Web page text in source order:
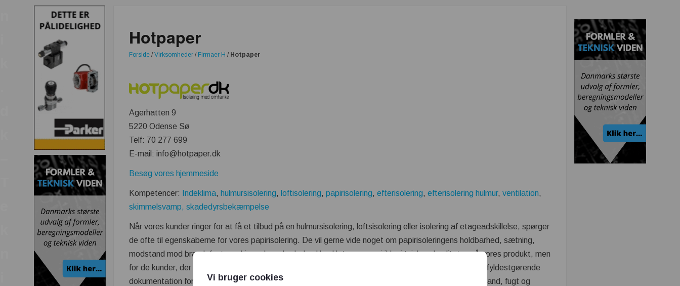
Hotpaper
Forside /Virksomheder / Firmaer H / Hotpaper
Agerhatten 9
5220 Odense Sø
Telf: 70 277 699
E-mail: info@hotpaper.dk
Besøg vores hjemmeside
Kompetencer: Indeklima, hulmursisolering, loftisolering,papirisolering,efterisolering,efterisolering hulmur,ventilation,
skimmelsvamp, skadedyrsbekæmpelse
Når vores kunder ringer for at få et tilbud på en hulmursisolering, loftsisolering eller isolering af etageadskillelse, spørger
de ofte til egenskaberne for vores papirisolering. De vil gerne vide noget om papirisoleringens holdbarhed, sætning,
modstand mod brand, fugt og skimmel og skadedyr. Hos Hotpaper er vi ikke i tvivl om kvaliteten på vores produkt, men
for de kunder, der måtte have bekymringer eller tvivl, kan vi heldigvis berolige dem med, at der findes fyldestgørende
dokumentation for papirisoleringens holdbarhed, sætning i procent og modstandsdygtighed overfor brand, fugt og
Vi bruger cookies